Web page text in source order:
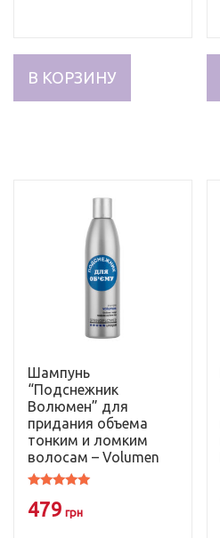
В КОРЗИНУ
Шампунь
“Подснежник
Волюмен” для
придания объема
тонким и ломким
волосам – Volumen
4.83
из 5
479 грн